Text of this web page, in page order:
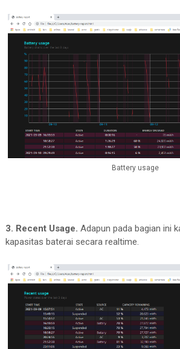
Battery usage
3. Recent Usage. Adapun pada bagian ini
kapasitas baterai secara realtime.